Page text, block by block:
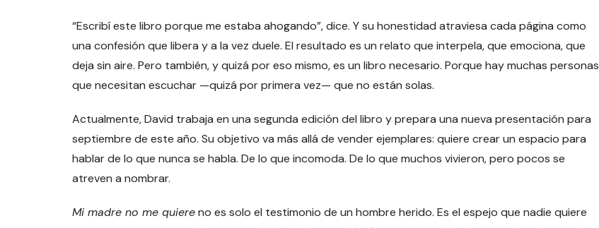
“Escribí este libro porque me estaba ahogando”, dice. Y su honestidad atraviesa cada página como
una confesión que libera y a la vez duele. El resultado es un relato que interpela, que emociona, que
deja sin aire. Pero también, y quizá por eso mismo, es un libro necesario. Porque hay muchas personas
que necesitan escuchar —quizá por primera vez— que no están solas.
Actualmente, David trabaja en una segunda edición del libro y prepara una nueva presentación para
septiembre de este año. Su objetivo va más allá de vender ejemplares: quiere crear un espacio para
hablar de lo que nunca se habla. De lo que incomoda. De lo que muchos vivieron, pero pocos se
atreven a nombrar.
Mi madre no me quiereno es solo el testimonio de un hombre herido. Es el espejo que nadie quiere